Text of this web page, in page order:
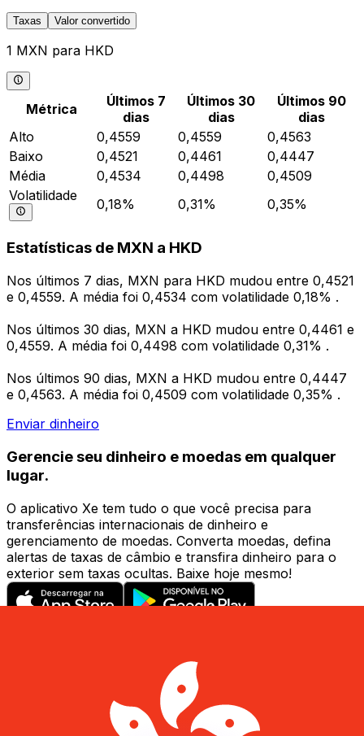
Taxas Valor convertido
1 MXN para HKD
Métrica
Últimos 7
dias
Últimos 30
dias
Últimos 90
dias
Alto
0,4559 0,4559
0,4563
Baixo
0,4521 0,4461
0,4447
Média
0,4534 0,4498
0,4509
Volatilidade
0,18% 0,31% 0,35%
Estatísticas de MXN a HKD
Nos últimos 7 dias, MXN para HKD mudou entre 0,4521
e 0,4559. A média foi 0,4534 com volatilidade 0,18% .
Nos últimos 30 dias, MXN a HKD mudou entre 0,4461 e
0,4559. A média foi 0,4498 com volatilidade 0,31% .
Nos últimos 90 dias, MXN a HKD mudou entre 0,4447
e 0,4563. A média foi 0,4509 com volatilidade 0,35% .
Enviar dinheiro
Gerencie seu dinheiro e moedas em qualquer
lugar.
O aplicativo Xe tem tudo o que você precisa para
transferências internacionais de dinheiro e
gerenciamento de moedas. Converta moedas, defina
alertas de taxas de câmbio e transfira dinheiro para o
exterior sem taxas ocultas. Baixe hoje mesmo!